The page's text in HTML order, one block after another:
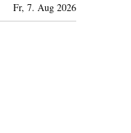
Fr, 7. Aug 2026